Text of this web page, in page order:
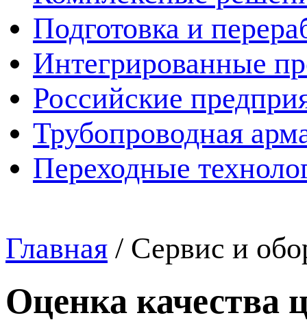
Подготовка и
Интегрированные
Российские
Трубопроводная
Переходные
Главная / Сервис и
Оценка качества